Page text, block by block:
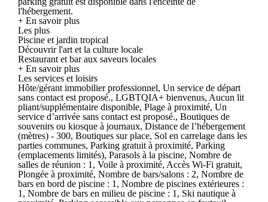
l'hébergement.
+ En savoir plus
Les plus
Piscine et jardin tropical
Découvrir l'art et la culture locale
Restaurant et bar aux saveurs locales
+ En savoir plus
Les services et loisirs
Hôte/gérant immobilier professionnel, Un service de départ
sans contact est proposé., LGBTQIA+ bienvenus, Aucun lit
pliant/supplémentaire disponible, Plage à proximité, Un
service d’arrivée sans contact est proposé., Boutiques de
souvenirs ou kiosque à journaux, Distance de l’hébergement
(mètres) - 300, Boutiques sur place, Sol en carrelage dans les
parties communes, Parking gratuit à proximité, Parking
(emplacements limités), Parasols à la piscine, Nombre de
salles de réunion : 1, Voile à proximité, Accès Wi-Fi gratuit,
Plongée à proximité, Nombre de bars/salons : 2, Nombre de
bars en bord de piscine : 1, Nombre de piscines extérieures :
1, Nombre de bars en milieu de piscine : 1, Ski nautique à